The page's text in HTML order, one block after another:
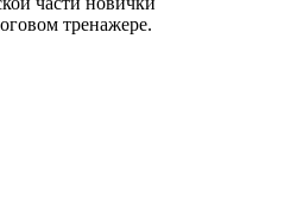
тренажере.